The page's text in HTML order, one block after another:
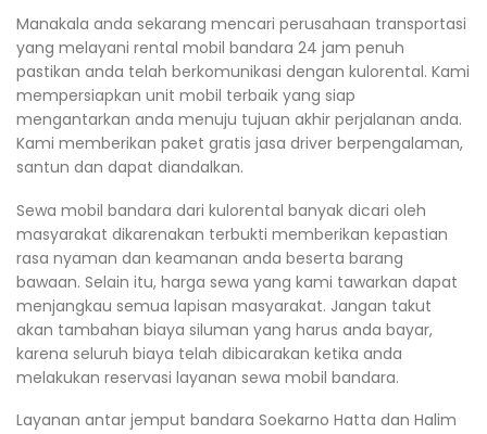
Manakala anda sekarang mencari perusahaan transportasi
yang melayani rental mobil bandara 24 jam penuh
pastikan anda telah berkomunikasi dengan kulorental. Kami
mempersiapkan unit mobil terbaik yang siap
mengantarkan anda menuju tujuan akhir perjalanan anda.
Kami memberikan paket gratis jasa driver berpengalaman,
santun dan dapat diandalkan.
Sewa mobil bandara dari kulorental banyak dicari oleh
masyarakat dikarenakan terbukti memberikan kepastian
rasa nyaman dan keamanan anda beserta barang
bawaan. Selain itu, harga sewa yang kami tawarkan dapat
menjangkau semua lapisan masyarakat. Jangan takut
akan tambahan biaya siluman yang harus anda bayar,
karena seluruh biaya telah dibicarakan ketika anda
melakukan reservasi layanan sewa mobil bandara.
Layanan antar jemput bandara Soekarno Hatta dan Halim